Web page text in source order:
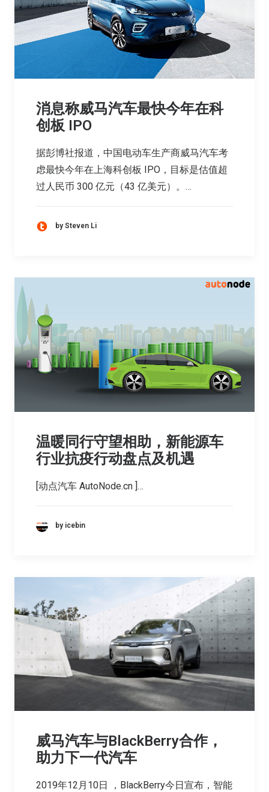
消息称威马汽车最快今年在科
创板 IPO
据彭博社报道，中国电动车生产商威马汽车考
虑最快今年在上海科创板 IPO，目标是估值超
过人民币 300 亿元（43 亿美元）。…
by Steven Li
温暖同行守望相助，新能源车
行业抗疫行动盘点及机遇
[动点汽车 AutoNode.cn ]…
by icebin
威马汽车与BlackBerry合作，
助力下一代汽车
2019年12月10日 ，BlackBerry今日宣布，智能